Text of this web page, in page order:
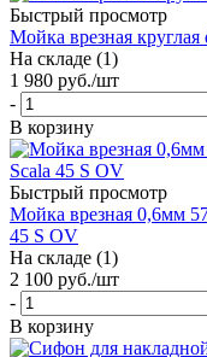
Быстрый просмотр
Мойка врезная
На складе (1)
1 980 руб./шт
-
В корзину
Быстрый просмотр
Мойка врезная 0,6мм
45 S OV
На складе (1)
2 100 руб./шт
-
В корзину